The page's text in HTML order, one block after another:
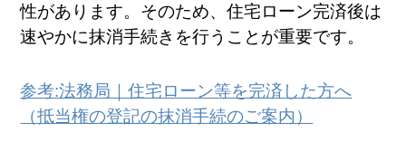
性があります。そのため、住宅ローン完済後は
速やかに抹消手続きを行うことが重要です。
参考:法務局｜住宅ローン等を完済した方へ
（抵当権の登記の抹消手続のご案内）